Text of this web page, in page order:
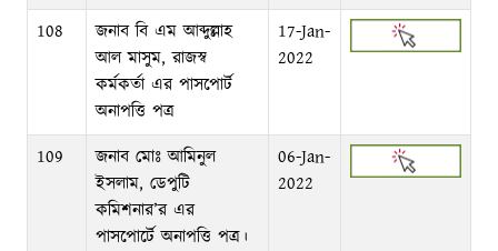
108
জনাব বি এম আব্দুল্লাহ
আল মাসুম, রাজস্ব
কর্মকর্তা এর পাসপোর্ট
অনাপত্তি পত্র
17-Jan-
2022
109
জনাব মোঃ আমিনুল
ইসলাম, ডেপুটি
কমিশনার’র এর
পাসপোর্টে অনাপত্তি পত্র।
06-Jan-
2022